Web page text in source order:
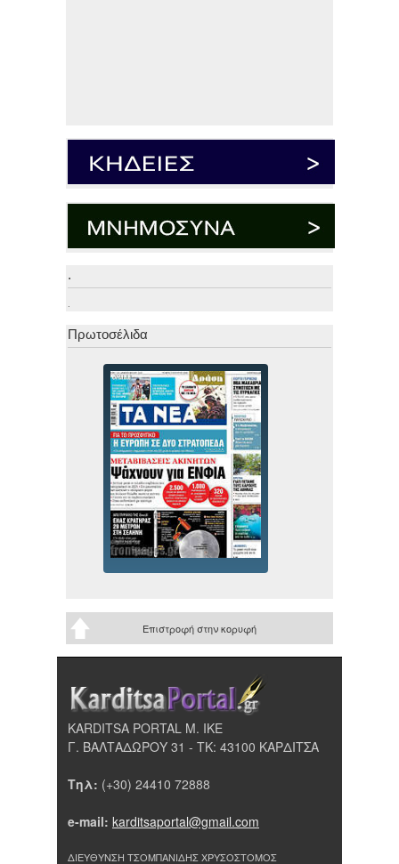
.
.
Πρωτοσέλιδα
Επιστροφή στην κορυφή
KARDITSA PORTAL Μ. ΙΚΕ
Γ. ΒΑΛΤΑΔΩΡΟΥ 31 - ΤΚ: 43100 ΚΑΡΔΙΤΣΑ
Τηλ: (+30) 24410 72888
e-mail: karditsaportal@gmail.com
ΔΙΕΥΘΥΝΣΗ ΤΣΟΜΠΑΝΙΔΗΣ ΧΡΥΣΟΣΤΟΜΟΣ